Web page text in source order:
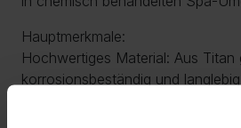
Hauptmerkmale:
Hochwertiges Material: Aus Titan
korrosionsbeständig und
Effiziente Heizung: Mit einer
sorgt diese Heizung für eine